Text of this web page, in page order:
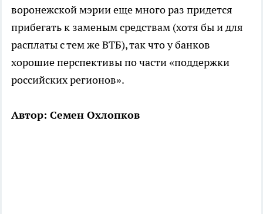
воронежской мэрии еще много раз придется
прибегать к заменым средствам (хотя бы и для
расплаты с тем же ВТБ), так что у банков
хорошие перспективы по части «поддержки
российских регионов».
Автор: Семен Охлопков